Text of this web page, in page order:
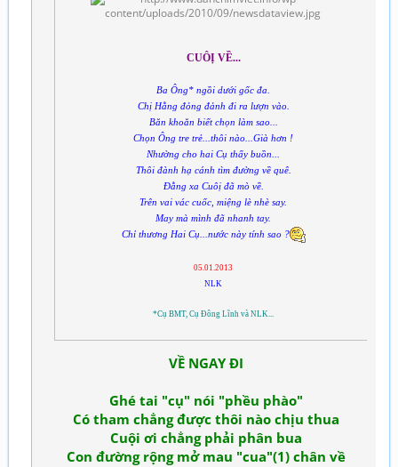
CUÔỊ VỀ...
Ba Ông* ngồi dưới gốc đa.
Chị Hằng đỏng đảnh đi ra lượn vào.
Băn khoăn biết chọn làm sao...
Chọn Ông tre trẻ...thôi nào...Già hơn !
Nhường cho hai Cụ thấy buồn...
Thôi đành hạ cánh tìm đường về quê.
Đằng xa Cuôị đã mò về.
Trên vai vác cuốc, miệng lè nhè say.
May mà mình đã nhanh tay.
Chỉ thương Hai Cụ...nước này tính sao ?
05.01.2013
NLK
*Cụ BMT, Cụ Đông Lĩnh và NLK...
VỀ NGAY ĐI
Ghé tai "cụ" nói "phều phào"
Có tham chẳng được thôi nào chịu thua
Cuội ơi chẳng phải phân bua
Con đường rộng mở mau "cua"(1) chân về